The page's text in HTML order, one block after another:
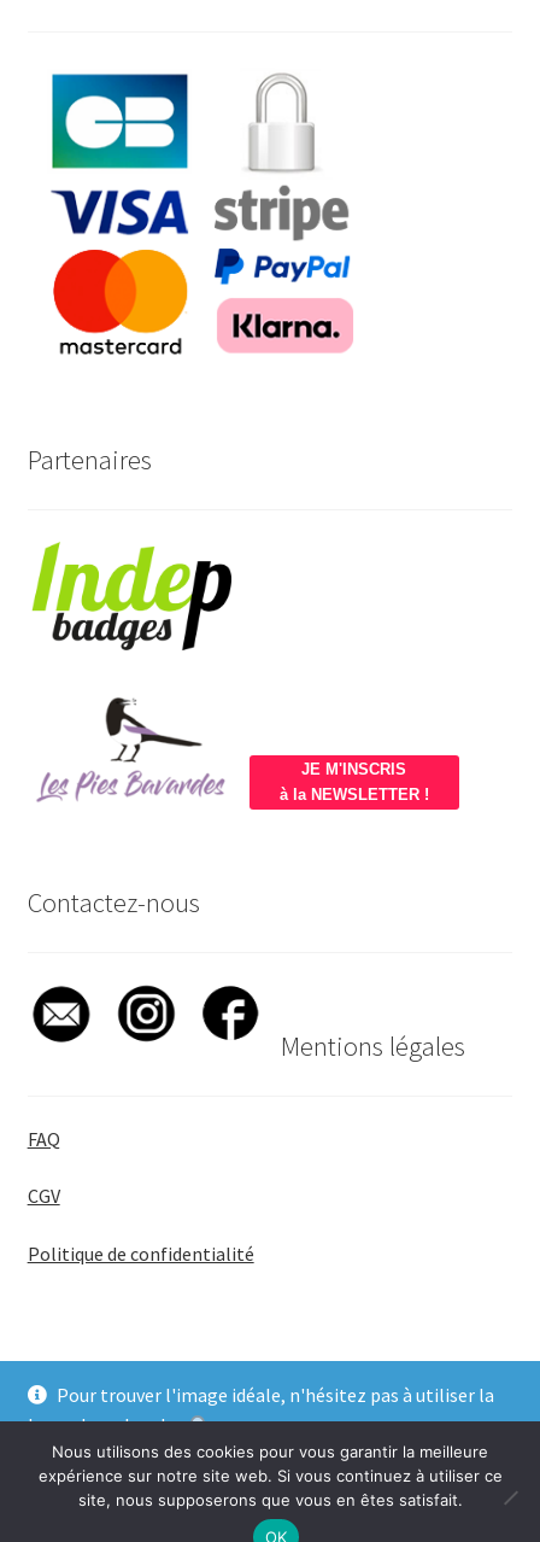
Pour trouver l'image idéale, n'hésitez pas à utiliser la
barre de recherche
Ignorer
Partenaires
JE M'INSCRIS
à la NEWSLETTER !
Contactez-nous
Mentions légales
FAQ
CGV
Politique de confidentialité
© BadgeGirl® 2026
Nous utilisons des cookies pour vous garantir la meilleure
expérience sur notre site web. Si vous continuez à utiliser ce
site, nous supposerons que vous en êtes satisfait.
OK